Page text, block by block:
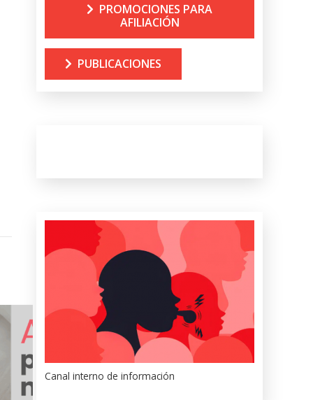
PROMOCIONES PARA
AFILIACIÓN
PUBLICACIONES
Canal interno de información